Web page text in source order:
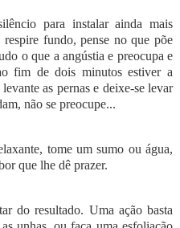
para instalar ainda mais
fundo, pense no que põe
o que a angústia e preocupa e
fim de dois minutos estiver a
as pernas e deixe-se levar
não se preocupe...
tome um sumo ou água,
que lhe dê prazer.
do resultado. Uma ação basta